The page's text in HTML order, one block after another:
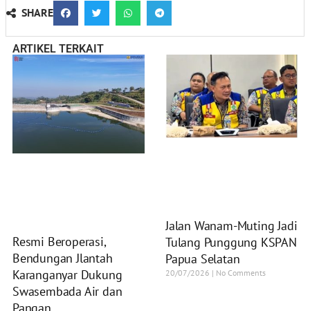
SHARE
ARTIKEL TERKAIT
Resmi Beroperasi,
Bendungan Jlantah
Karanganyar Dukung
Swasembada Air dan
Pangan
Jalan Wanam-Muting Jadi
Tulang Punggung KSPAN
Papua Selatan
20/07/2026 No Comments